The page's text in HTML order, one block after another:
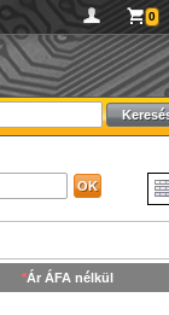
0
*Ár ÁFA nélkül